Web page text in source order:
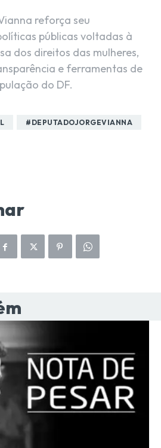
reforça seu
públicas voltadas à
dos direitos das mulheres,
e ferramentas de
do DF.
#DEPUTADOJORGEVIANNA